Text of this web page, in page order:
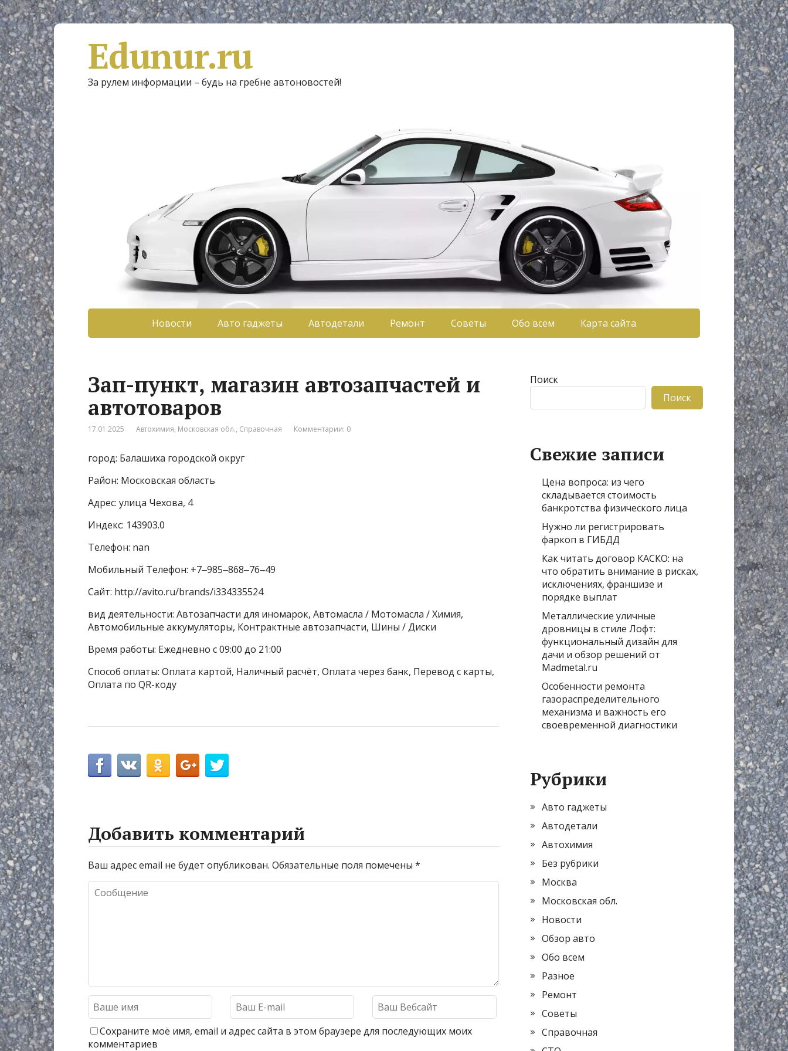
Edunur.ru
За рулем информации – будь на гребне автоновостей!
Новости Авто гаджеты Автодетали Ремонт Советы Обо всем Карта сайта
Зап-пункт, магазин автозапчастей и
автотоваров
17.01.2025 Автохимия, Московская обл., Справочная Комментарии: 0
город: Балашиха городской округ
Район: Московская область
Адрес: улица Чехова, 4
Индекс: 143903.0
Телефон: nan
Мобильный Телефон: +7‒985‒868‒76‒49
Сайт: http://avito.ru/brands/i334335524
вид деятельности: Автозапчасти для иномарок, Автомасла / Мотомасла / Химия,
Автомобильные аккумуляторы, Контрактные автозапчасти, Шины / Диски
Время работы: Ежедневно с 09:00 до 21:00
Способ оплаты: Оплата картой, Наличный расчёт, Оплата через банк, Перевод с карты,
Оплата по QR-коду
Добавить комментарий
Ваш адрес email не будет опубликован. Обязательные поля помечены *
Сохраните моё имя, email и адрес сайта в этом браузере для последующих моих
комментариев
Поиск
Поиск
Свежие записи
Цена вопроса: из чего
складывается стоимость
банкротства физического лица
Нужно ли регистрировать
фаркоп в ГИБДД
Как читать договор КАСКО: на
что обратить внимание в рисках,
исключениях, франшизе и
порядке выплат
Металлические уличные
дровницы в стиле Лофт:
функциональный дизайн для
дачи и обзор решений от
Madmetal.ru
Особенности ремонта
газораспределительного
механизма и важность его
своевременной диагностики
Рубрики
Авто гаджеты
Автодетали
Автохимия
Без рубрики
Москва
Московская обл.
Новости
Обзор авто
Обо всем
Разное
Ремонт
Советы
Справочная